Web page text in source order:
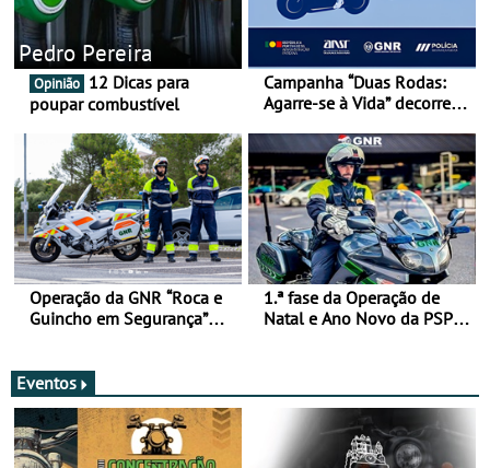
Pedro Pereira
Opinião
poupar combustível
Campanha “Duas Rodas:
Agarre-se à Vida” decorre
Operação da GNR “Roca e
Guincho em Segurança”
1.ª fase da Operação de
Natal e Ano Novo da PSP e
Eventos